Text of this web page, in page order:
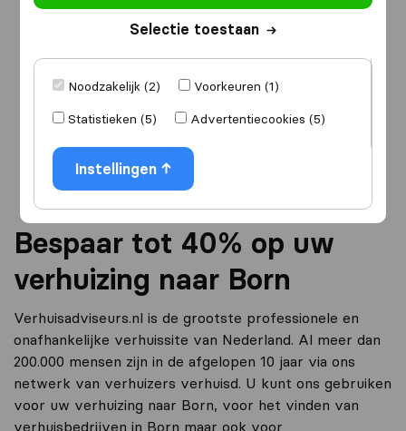
Selectie toestaan
Noodzakelijk (2)
Voorkeuren (1)
Statistieken (5)
Advertentiecookies (5)
Instellingen
Ik ga verhuizennaar
Ga verder
Bespaar tot 40% op uw
verhuizing naar Born
Verhuisadviseurs.nl is de grootste professionele en
onafhankelijke verhuissite van Nederland. Al meer dan
200.000 mensen zijn in de afgelopen 10 jaar via ons
netwerk van verhuizers verhuisd. U kunt ons gebruiken
voor uw verhuizing naar Born, voor het vinden van
verhuisbedrijven in Born maar ook voor